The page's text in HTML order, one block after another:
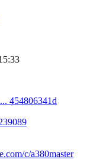
454806341d
c/a380master